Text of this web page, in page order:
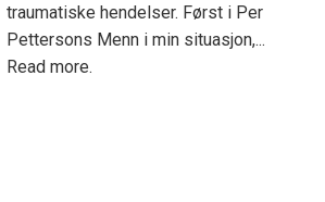
traumatiske hendelser. Først i Per
Pettersons Menn i min situasjon,...
Read more.